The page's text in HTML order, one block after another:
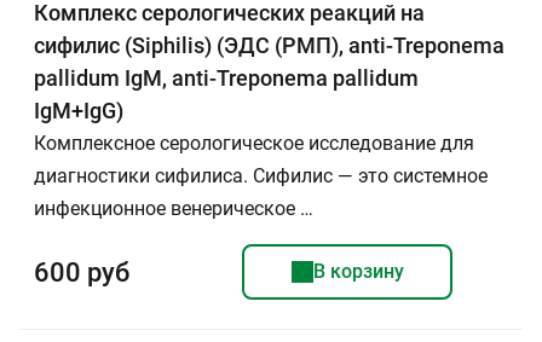
Комплекс серологических реакций на
сифилис (Siphilis) (ЭДС (РМП), anti-Treponema
pallidum IgM, anti-Treponema pallidum
IgM+IgG)
Комплексное серологическое исследование для
диагностики сифилиса. Сифилис — это системное
инфекционное венерическое …
600 руб В корзину